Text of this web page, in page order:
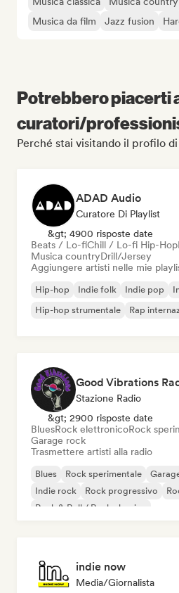
Musica da film
Jazz fusion
Potrebbero piacerti
curatori/
Perché stai visitando il profilo di
ADAD Audio
Curatore Di Playlist
&gt; 4900 risposte date
Beats / Lo-fiChill / Lo-fi Hip-Hop
Musica countryDrill/Jersey
Aggiungere artisti nelle mie
Hip-hop Indie folk Indie pop
Hip-hop strumentale
Rap
Good Vibrations
Stazione Radio
&gt; 2900 risposte date
BluesRock elettronicoRock
Garage rock
Trasmettere artisti alla radio
Blues Rock sperimentale
Indie rock
Rock progressivo
Rock & Roll / Rock classico
indie now
Media/Giornalista